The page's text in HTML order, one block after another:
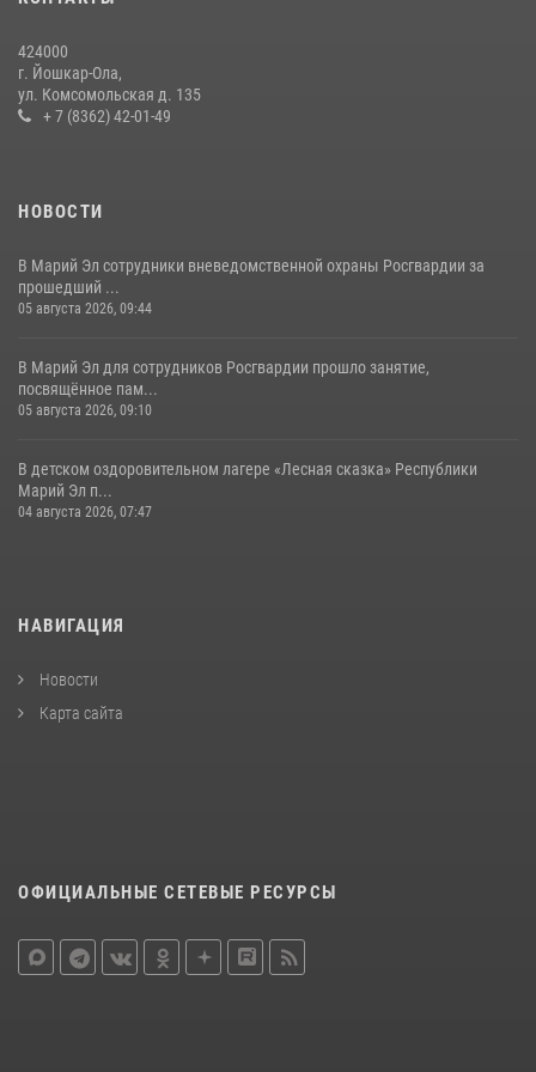
Управление Росгвардии по Республике Марий Эл продолжает
(видео)
11 июля 2026, 06:20 9
424000
г. Йошкар-Ола,
ул. Комсомольская д. 135
+ 7 (8362) 42-01-49
НОВОСТИ
В Марий Эл сотрудники вневедомственной охраны Росгвардии за
прошедший ...
05 августа 2026, 09:44
В Марий Эл для сотрудников Росгвардии прошло занятие,
посвящённое пам...
05 августа 2026, 09:10
В детском оздоровительном лагере «Лесная сказка» Республики
Марий Эл п...
04 августа 2026, 07:47
НАВИГАЦИЯ
Новости
Карта сайта
ОФИЦИАЛЬНЫЕ СЕТЕВЫЕ РЕСУРСЫ